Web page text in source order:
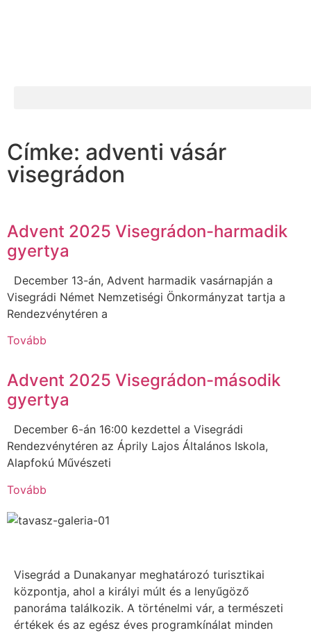
Címke: adventi vásár
visegrádon
Advent 2025 Visegrádon-harmadik
gyertya
December 13-án, Advent harmadik vasárnapján a
Visegrádi Német Nemzetiségi Önkormányzat tartja a
Rendezvénytéren a
Tovább
Advent 2025 Visegrádon-második
gyertya
December 6-án 16:00 kezdettel a Visegrádi
Rendezvénytéren az Áprily Lajos Általános Iskola,
Alapfokú Művészeti
Tovább
Visegrád a Dunakanyar meghatározó turisztikai
központja, ahol a királyi múlt és a lenyűgöző
panoráma találkozik. A történelmi vár, a természeti
értékek és az egész éves programkínálat minden